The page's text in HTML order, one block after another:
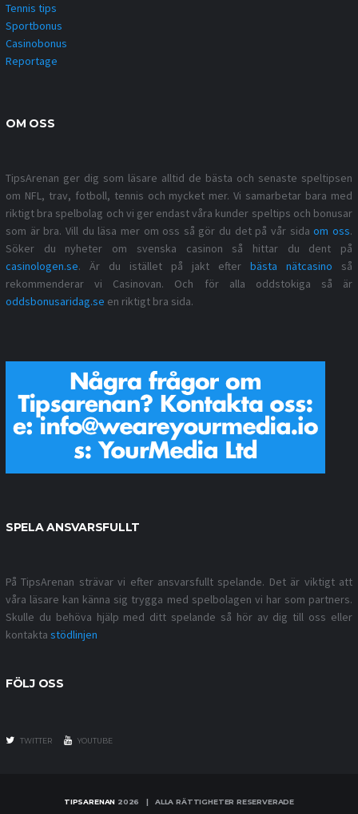
Tennis tips
Sportbonus
Casinobonus
Reportage
OM OSS
TipsArenan ger dig som läsare alltid de bästa och senaste speltipsen
om NFL, trav, fotboll, tennis och mycket mer. Vi samarbetar bara med
riktigt bra spelbolag och vi ger endast våra kunder speltips och bonusar
som är bra. Vill du läsa mer om oss så gör du det på vår sidaom oss.
Söker du nyheter om svenska casinon så hittar du dent på
casinologen.se. Är du istället på jakt efter bästa nätcasino så
rekommenderar vi Casinovan. Och för alla oddstokiga så är
oddsbonusaridag.se en riktigt bra sida.
SPELA ANSVARSFULLT
På TipsArenan strävar vi efter ansvarsfullt spelande. Det är viktigt att
våra läsare kan känna sig trygga med spelbolagen vi har som partners.
Skulle du behöva hjälp med ditt spelande så hör av dig till oss eller
kontakta stödlinjen
FÖLJ OSS
TWITTER YOUTUBE
TIPSARENAN 2026 | ALLA RÄTTIGHETER RESERVERADE